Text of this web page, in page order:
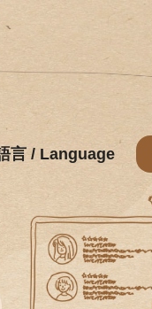
言 / Language